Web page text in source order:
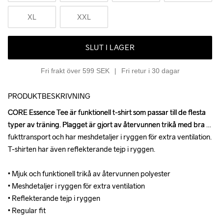
XL XXL
SLUT I LAGER
Fri frakt över 599 SEK Fri retur i 30 dagar
PRODUKTBESKRIVNING
CORE Essence Tee är funktionell t-shirt som passar till de flesta
typer av träning. Plagget är gjort av återvunnen trikå med bra
fukttransport och har meshdetaljer i ryggen för extra ventilation.
T-shirten har även reflekterande tejp i ryggen.
• Mjuk och funktionell trikå av återvunnen polyester
• Meshdetaljer i ryggen för extra ventilation
• Reflekterande tejp i ryggen
• Regular fit
CORE Essence Tee är funktionell t-shirt som passar till de flesta
typer av träning. Plagget är gjort av återvunnen trikå med bra
fukttransport och har meshdetaljer i ryggen för extra ventilation.
T-shirten har även reflekterande tejp i ryggen.
• Mjuk och funktionell trikå av återvunnen polyester
• Meshdetaljer i ryggen för extra ventilation
• Reflekterande tejp i ryggen
• Regular fit